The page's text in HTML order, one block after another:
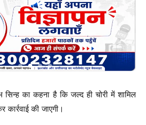
का कहना है कि जल्द ही चोरी में शामिल
कार्रवाई की जाएगी।